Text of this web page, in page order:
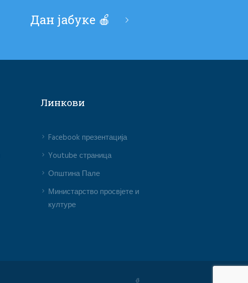
Дан јабуке 🍎
Линкови
Facebook презентација
Youtube страница
Општина Пале
Министарство просвјете и
културе